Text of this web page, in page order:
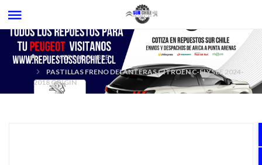
MERCADOLIBRE
PASTILLAS FRENO DELANTERAS CITROEN C-ELYSEE 2024-
2018 ORIGIN